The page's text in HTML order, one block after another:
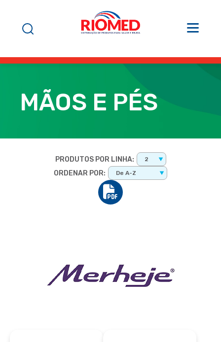
MÃOS E PÉS
PRODUTOS POR LINHA: 2
ORDENAR POR: De A-Z